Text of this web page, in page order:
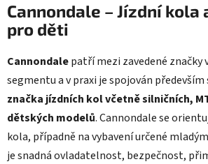
Cannondale – Jízdní
pro děti
Cannondalepatří mezi zavedené značky
segmentu a v praxi je spojován
značka jízdních kol včetně silničních,
dětských modelů. Cannondale se
kola, případně na vybavení určené
je snadná ovladatelnost, bezpečnost,